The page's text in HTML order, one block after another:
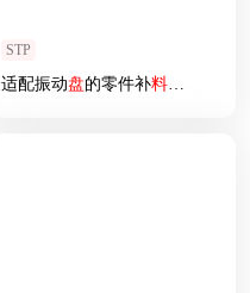
STP
适配振动盘的零件补料机构